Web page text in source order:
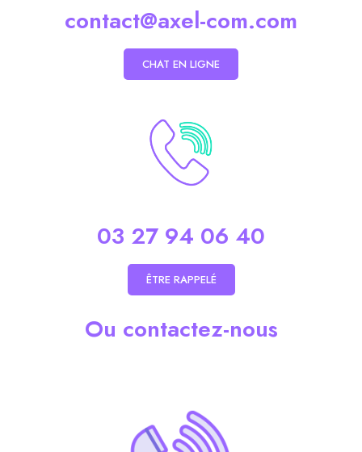
contact@axel-com.com
CHAT EN LIGNE
03 27 94 06 40
ÊTRE RAPPELÉ
Ou contactez-nous